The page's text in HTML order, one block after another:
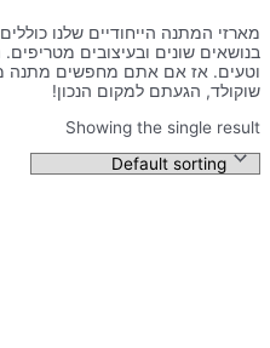
מארזי המתנה הייחודיים שלנו
בנושאים שונים ובעיצובים מטריפים.
וטעים. אז אם אתם מחפשים מתנה
שוקולד, הגעתם למקום הנכון!
Showing the single result